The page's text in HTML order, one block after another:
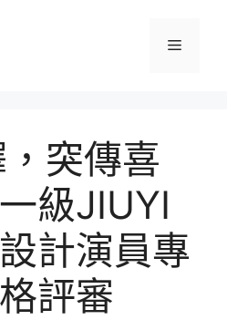
選
突傳喜
級JIUYI
計演員專
評審